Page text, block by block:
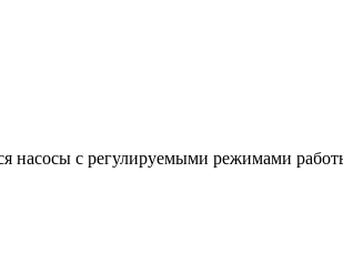
с регулируемыми режимами